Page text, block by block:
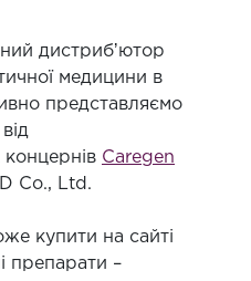
дистрибʼютор
медицини в
представляємо
концернів Caregen
Co., Ltd.
купити на сайті
препарати –